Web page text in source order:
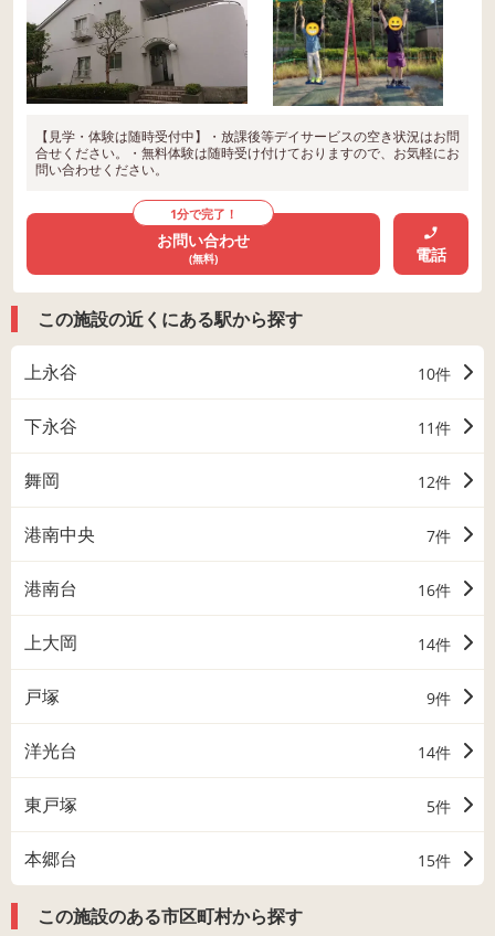
【見学・体験は随時受付中】・放課後等デイサービスの空き状況はお問
合せください。・無料体験は随時受け付けておりますので、お気軽にお
問い合わせください。
1分で完了！
お問い合わせ
(無料) 電話
この施設の近くにある駅から探す
上永谷 10件
下永谷 11件
舞岡 12件
港南中央 7件
港南台 16件
上大岡 14件
戸塚 9件
洋光台 14件
東戸塚 5件
本郷台 15件
この施設のある市区町村から探す